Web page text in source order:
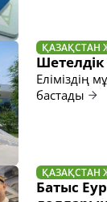
Шетелдік
Еліміздің
бастады
Батыс